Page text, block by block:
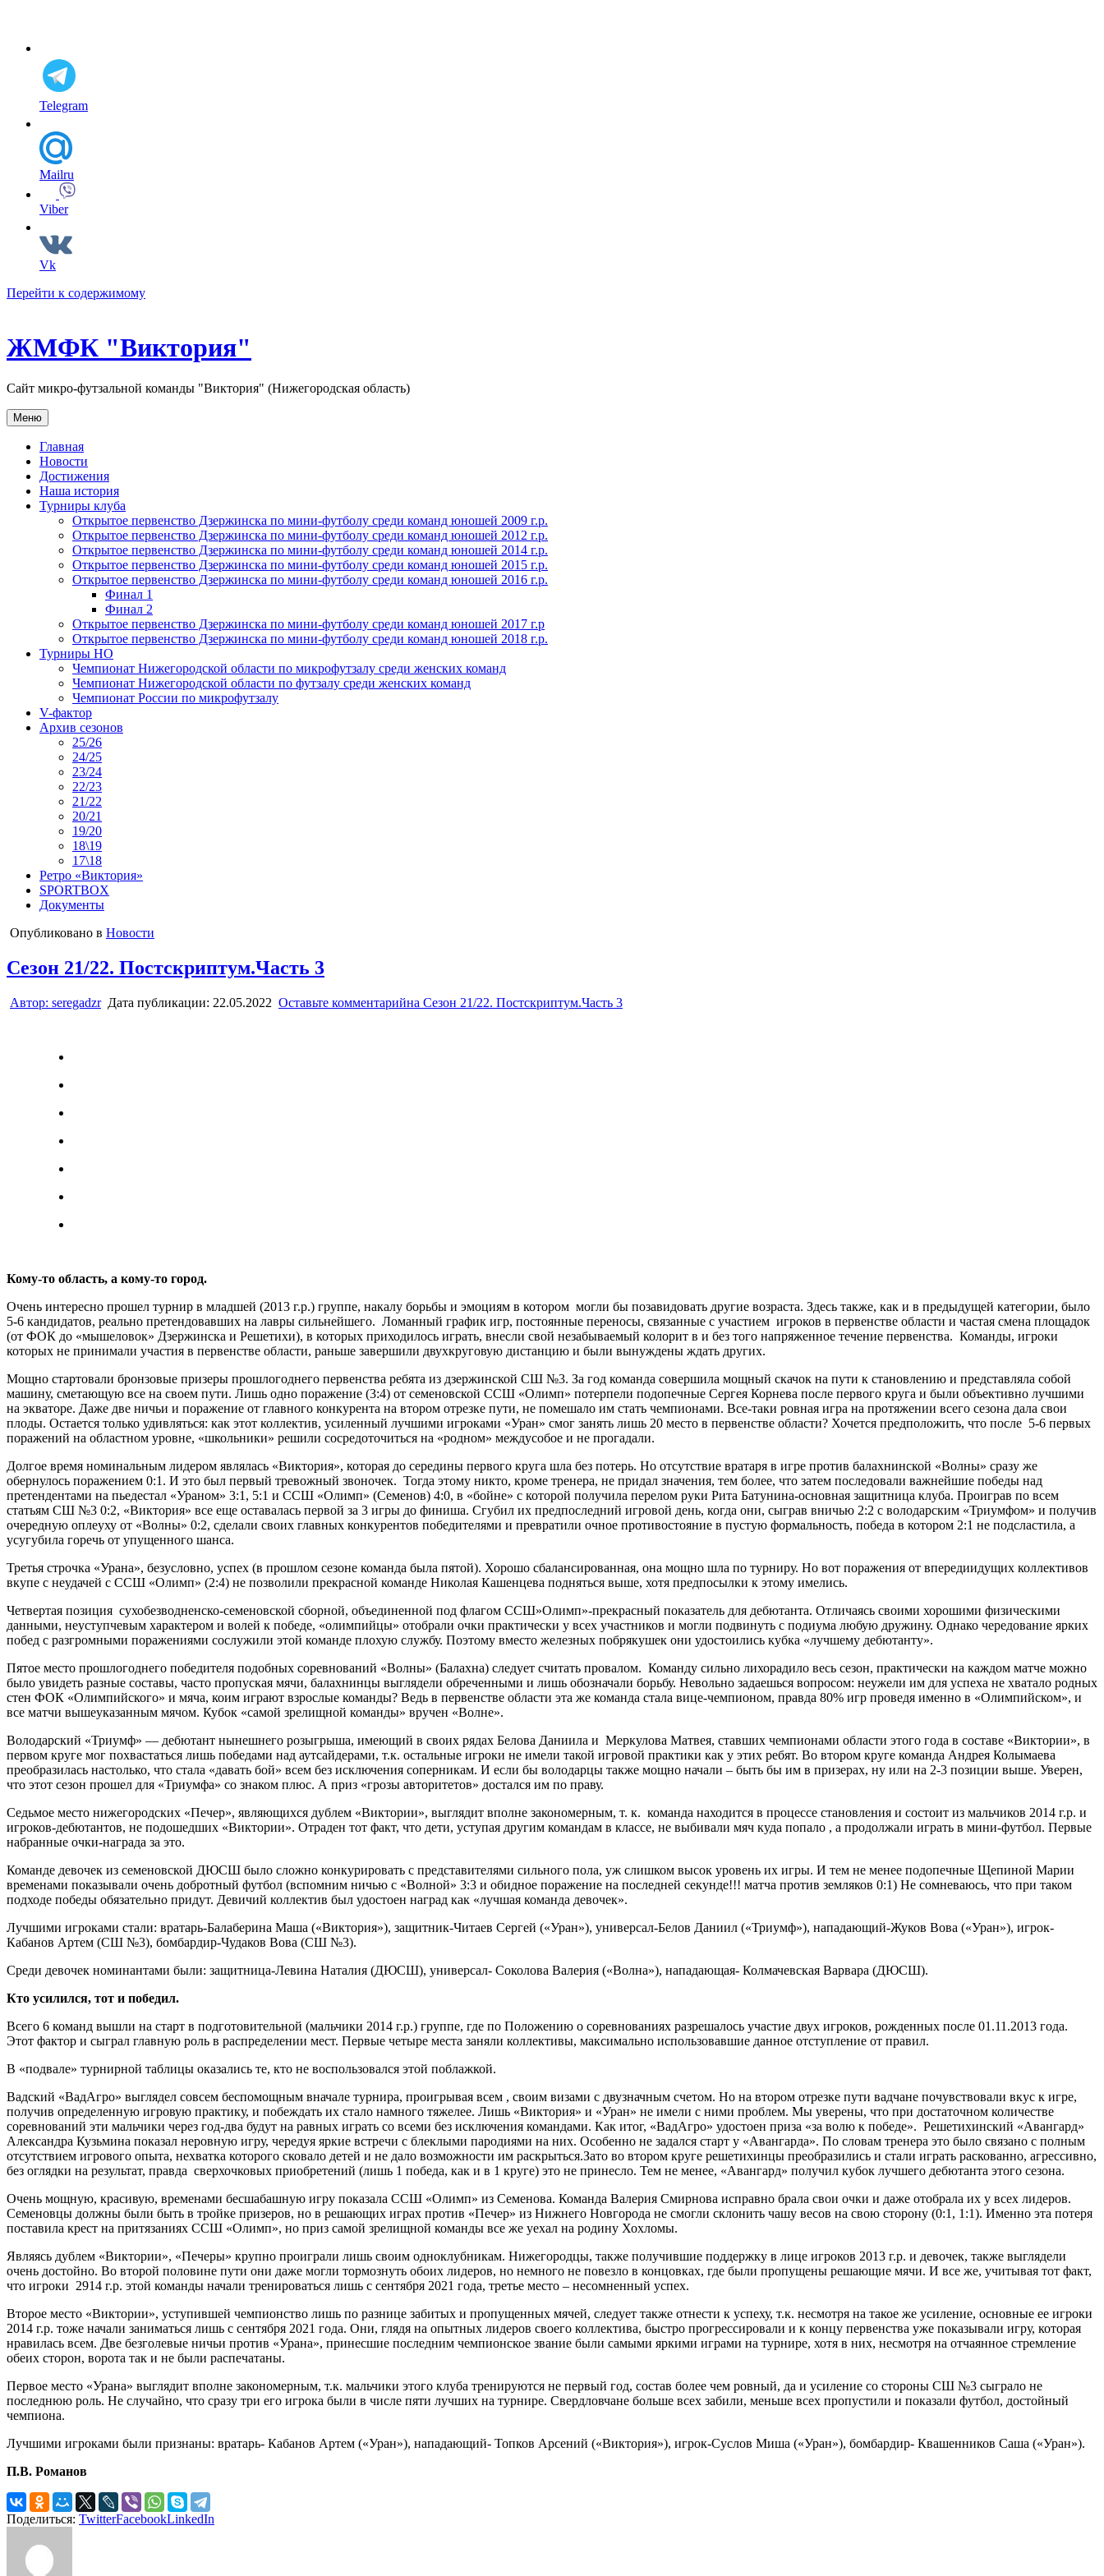
Telegram
Mailru
Viber
Vk
Перейти к содержимому
ЖМФК "Виктория"
Сайт микро-футзальной команды "Виктория" (Нижегородская область)
Меню
Главная
Новости
Достижения
Наша история
Турниры клуба
Открытое первенство Дзержинска по мини-футболу среди команд юношей 2009 г.р.
Открытое первенство Дзержинска по мини-футболу среди команд юношей 2012 г.р.
Открытое первенство Дзержинска по мини-футболу среди команд юношей 2014 г.р.
Открытое первенство Дзержинска по мини-футболу среди команд юношей 2015 г.р.
Открытое первенство Дзержинска по мини-футболу среди команд юношей 2016 г.р.
Финал 1
Финал 2
Открытое первенство Дзержинска по мини-футболу среди команд юношей 2017 г.р
Открытое первенство Дзержинска по мини-футболу среди команд юношей 2018 г.р.
Турниры НО
Чемпионат Нижегородской области по микрофутзалу среди женских команд
Чемпионат Нижегородской области по футзалу среди женских команд
Чемпионат России по микрофутзалу
V-фактор
Архив сезонов
25/26
24/25
23/24
22/23
21/22
20/21
19/20
18\19
17\18
Ретро «Виктория»
SPORTBOX
Документы
Опубликовано в Новости
Сезон 21/22. Постскриптум.Часть 3
Автор: seregadzr Дата публикации: 22.05.2022 Оставьте комментарийна Сезон 21/22. Постскриптум.Часть 3
Кому-то область, а кому-то город.
Очень интересно прошел турнир в младшей (2013 г.р.) группе, накалу борьбы и эмоциям в котором могли бы позавидовать другие возраста. Здесь также, как и в предыдущей категории, было
5-6 кандидатов, реально претендовавших на лавры сильнейшего. Ломанный график игр, постоянные переносы, связанные с участием игроков в первенстве области и частая смена площадок
(от ФОК до «мышеловок» Дзержинска и Решетихи), в которых приходилось играть, внесли свой незабываемый колорит в и без того напряженное течение первенства. Команды, игроки
которых не принимали участия в первенстве области, раньше завершили двухкруговую дистанцию и были вынуждены ждать других.
Мощно стартовали бронзовые призеры прошлогоднего первенства ребята из дзержинской СШ №3. За год команда совершила мощный скачок на пути к становлению и представляла собой
машину, сметающую все на своем пути. Лишь одно поражение (3:4) от семеновской ССШ «Олимп» потерпели подопечные Сергея Корнева после первого круга и были объективно лучшими
на экваторе. Даже две ничьи и поражение от главного конкурента на втором отрезке пути, не помешало им стать чемпионами. Все-таки ровная игра на протяжении всего сезона дала свои
плоды. Остается только удивляться: как этот коллектив, усиленный лучшими игроками «Уран» смог занять лишь 20 место в первенстве области? Хочется предположить, что после 5-6 первых
поражений на областном уровне, «школьники» решили сосредоточиться на «родном» междусобое и не прогадали.
Долгое время номинальным лидером являлась «Виктория», которая до середины первого круга шла без потерь. Но отсутствие вратаря в игре против балахнинской «Волны» сразу же
обернулось поражением 0:1. И это был первый тревожный звоночек. Тогда этому никто, кроме тренера, не придал значения, тем более, что затем последовали важнейшие победы над
претендентами на пьедестал «Ураном» 3:1, 5:1 и ССШ «Олимп» (Семенов) 4:0, в «бойне» с которой получила перелом руки Рита Батунина-основная защитница клуба. Проиграв по всем
статьям СШ №3 0:2, «Виктория» все еще оставалась первой за 3 игры до финиша. Сгубил их предпоследний игровой день, когда они, сыграв вничью 2:2 с володарским «Триумфом» и получив
очередную оплеуху от «Волны» 0:2, сделали своих главных конкурентов победителями и превратили очное противостояние в пустую формальность, победа в котором 2:1 не подсластила, а
усугубила горечь от упущенного шанса.
Третья строчка «Урана», безусловно, успех (в прошлом сезоне команда была пятой). Хорошо сбалансированная, она мощно шла по турниру. Но вот поражения от впередиидущих коллективов
вкупе с неудачей с ССШ «Олимп» (2:4) не позволили прекрасной команде Николая Кашенцева подняться выше, хотя предпосылки к этому имелись.
Четвертая позиция сухобезводненско-семеновской сборной, объединенной под флагом ССШ»Олимп»-прекрасный показатель для дебютанта. Отличаясь своими хорошими физическими
данными, неуступчевым характером и волей к победе, «олимпийцы» отобрали очки практически у всех участников и могли подвинуть с подиума любую дружину. Однако чередование ярких
побед с разгромными поражениями сослужили этой команде плохую службу. Поэтому вместо железных побрякушек они удостоились кубка «лучшему дебютанту».
Пятое место прошлогоднего победителя подобных соревнований «Волны» (Балахна) следует считать провалом. Команду сильно лихорадило весь сезон, практически на каждом матче можно
было увидеть разные составы, часто пропуская мячи, балахнинцы выглядели обреченными и лишь обозначали борьбу. Невольно задаешься вопросом: неужели им для успеха не хватало родных
стен ФОК «Олимпийского» и мяча, коим играют взрослые команды? Ведь в первенстве области эта же команда стала вице-чемпионом, правда 80% игр проведя именно в «Олимпийском», и
все матчи вышеуказанным мячом. Кубок «самой зрелищной команды» вручен «Волне».
Володарский «Триумф» — дебютант нынешнего розыгрыша, имеющий в своих рядах Белова Даниила и Меркулова Матвея, ставших чемпионами области этого года в составе «Виктории», в
первом круге мог похвастаться лишь победами над аутсайдерами, т.к. остальные игроки не имели такой игровой практики как у этих ребят. Во втором круге команда Андрея Колымаева
преобразилась настолько, что стала «давать бой» всем без исключения соперникам. И если бы володарцы также мощно начали – быть бы им в призерах, ну или на 2-3 позиции выше. Уверен,
что этот сезон прошел для «Триумфа» со знаком плюс. А приз «грозы авторитетов» достался им по праву.
Седьмое место нижегородских «Печер», являющихся дублем «Виктории», выглядит вполне закономерным, т. к. команда находится в процессе становления и состоит из мальчиков 2014 г.р. и
игроков-дебютантов, не подошедших «Виктории». Отраден тот факт, что дети, уступая другим командам в классе, не выбивали мяч куда попало , а продолжали играть в мини-футбол. Первые
набранные очки-награда за это.
Команде девочек из семеновской ДЮСШ было сложно конкурировать с представителями сильного пола, уж слишком высок уровень их игры. И тем не менее подопечные Щепиной Марии
временами показывали очень добротный футбол (вспомним ничью с «Волной» 3:3 и обидное поражение на последней секунде!!! матча против земляков 0:1) Не сомневаюсь, что при таком
подходе победы обязательно придут. Девичий коллектив был удостоен наград как «лучшая команда девочек».
Лучшими игроками стали: вратарь-Балаберина Маша («Виктория»), защитник-Читаев Сергей («Уран»), универсал-Белов Даниил («Триумф»), нападающий-Жуков Вова («Уран»), игрок-
Кабанов Артем (СШ №3), бомбардир-Чудаков Вова (СШ №3).
Среди девочек номинантами были: защитница-Левина Наталия (ДЮСШ), универсал- Соколова Валерия («Волна»), нападающая- Колмачевская Варвара (ДЮСШ).
Кто усилился, тот и победил.
Всего 6 команд вышли на старт в подготовительной (мальчики 2014 г.р.) группе, где по Положению о соревнованиях разрешалось участие двух игроков, рожденных после 01.11.2013 года.
Этот фактор и сыграл главную роль в распределении мест. Первые четыре места заняли коллективы, максимально использовавшие данное отступление от правил.
В «подвале» турнирной таблицы оказались те, кто не воспользовался этой поблажкой.
Вадский «ВадАгро» выглядел совсем беспомощным вначале турнира, проигрывая всем , своим визами с двузначным счетом. Но на втором отрезке пути вадчане почувствовали вкус к игре,
получив определенную игровую практику, и побеждать их стало намного тяжелее. Лишь «Виктория» и «Уран» не имели с ними проблем. Мы уверены, что при достаточном количестве
соревнований эти мальчики через год-два будут на равных играть со всеми без исключения командами. Как итог, «ВадАгро» удостоен приза «за волю к победе». Решетихинский «Авангард»
Александра Кузьмина показал неровную игру, чередуя яркие встречи с блеклыми пародиями на них. Особенно не задался старт у «Авангарда». По словам тренера это было связано с полным
отсутствием игрового опыта, нехватка которого сковало детей и не дало возможности им раскрыться.Зато во втором круге решетихинцы преобразились и стали играть раскованно, агрессивно,
без оглядки на результат, правда сверхочковых приобретений (лишь 1 победа, как и в 1 круге) это не принесло. Тем не менее, «Авангард» получил кубок лучшего дебютанта этого сезона.
Очень мощную, красивую, временами бесшабашную игру показала ССШ «Олимп» из Семенова. Команда Валерия Смирнова исправно брала свои очки и даже отобрала их у всех лидеров.
Семеновцы должны были быть в тройке призеров, но в решающих играх против «Печер» из Нижнего Новгорода не смогли склонить чашу весов на свою сторону (0:1, 1:1). Именно эта потеря
поставила крест на притязаниях ССШ «Олимп», но приз самой зрелищной команды все же уехал на родину Хохломы.
Являясь дублем «Виктории», «Печеры» крупно проиграли лишь своим одноклубникам. Нижегородцы, также получившие поддержку в лице игроков 2013 г.р. и девочек, также выглядели
очень достойно. Во второй половине пути они даже могли тормознуть обоих лидеров, но немного не повезло в концовках, где были пропущены решающие мячи. И все же, учитывая тот факт,
что игроки 2914 г.р. этой команды начали тренироваться лишь с сентября 2021 года, третье место – несомненный успех.
Второе место «Виктории», уступившей чемпионство лишь по разнице забитых и пропущенных мячей, следует также отнести к успеху, т.к. несмотря на такое же усиление, основные ее игроки
2014 г.р. тоже начали заниматься лишь с сентября 2021 года. Они, глядя на опытных лидеров своего коллектива, быстро прогрессировали и к концу первенства уже показывали игру, которая
нравилась всем. Две безголевые ничьи против «Урана», принесшие последним чемпионское звание были самыми яркими играми на турнире, хотя в них, несмотря на отчаянное стремление
обеих сторон, ворота так и не были распечатаны.
Первое место «Урана» выглядит вполне закономерным, т.к. мальчики этого клуба тренируются не первый год, состав более чем ровный, да и усиление со стороны СШ №3 сыграло не
последнюю роль. Не случайно, что сразу три его игрока были в числе пяти лучших на турнире. Свердловчане больше всех забили, меньше всех пропустили и показали футбол, достойный
чемпиона.
Лучшими игроками были признаны: вратарь- Кабанов Артем («Уран»), нападающий- Топков Арсений («Виктория»), игрок-Суслов Миша («Уран»), бомбардир- Квашенников Саша («Уран»).
П.В. Романов
Поделиться: TwitterFacebookLinkedIn